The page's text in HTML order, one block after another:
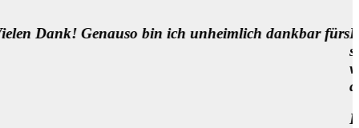
und es ist sooooooooo wichtig für uns Patient*innen,
Begegnungen in der Medizin zu ermöglichen. Eine
um die Medizin besser zu machen, neben so
1000 Dank für das „über-den-Tellerrand“ schauen